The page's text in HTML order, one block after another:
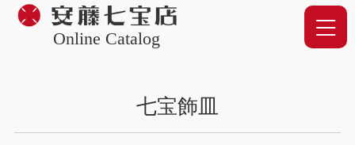
Online Catalog
七宝飾皿